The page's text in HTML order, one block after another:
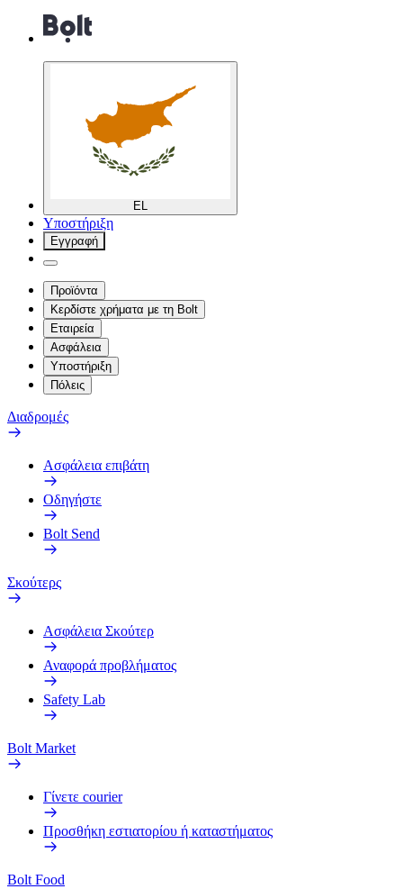
EL
Υποστήριξη
Εγγραφή
Προϊόντα
Κερδίστε χρήματα με τη Bolt
Εταιρεία
Ασφάλεια
Υποστήριξη
Πόλεις
Διαδρομές
Ασφάλεια επιβάτη
Οδηγήστε
Bolt Send
Σκούτερς
Ασφάλεια Σκούτερ
Αναφορά προβλήματος
Safety Lab
Bolt Market
Γίνετε courier
Προσθήκη εστιατορίου ή καταστήματος
Bolt Food